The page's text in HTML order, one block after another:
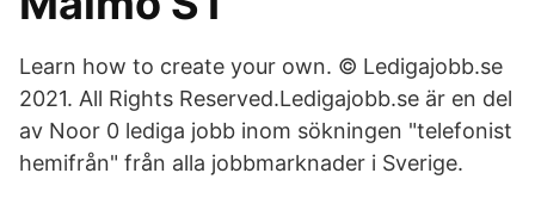
Learn how to create your own. © Ledigajobb.se
2021. All Rights Reserved.Ledigajobb.se är en del
av Noor 0 lediga jobb inom sökningen "telefonist
hemifrån" från alla jobbmarknader i Sverige.